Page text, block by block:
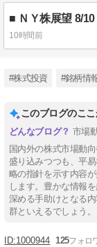
10時間前
#株式投資 #銘柄情
このブログのこ
市場
国内外の株式市場動
盛り込みつつも、平
略の指針を示す内容
します。豊かな情報
深める手助けとなる
群といえるでしょう。
1000944 125